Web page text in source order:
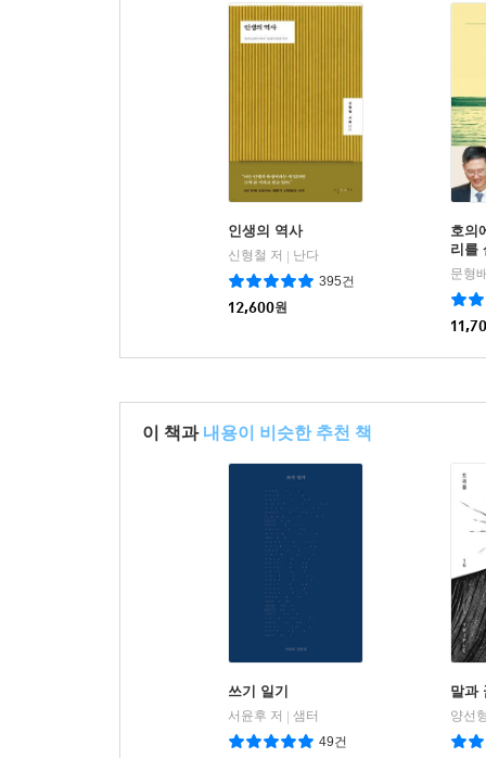
인생의 역사
신형철 저
난다
395건
12,600원
호의
리를
문형
이 책과 내용이 비슷한 추천 책
쓰기 일기
서윤후 저
샘터
49건
말과
양선